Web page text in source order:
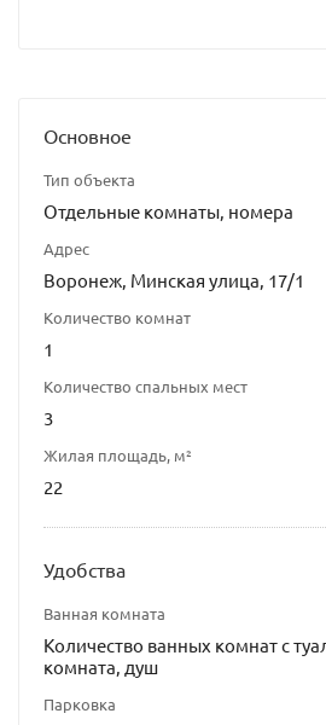
Основное
Тип объекта
Отдельные комнаты, номера
Адрес
Воронеж, Минская улица, 17/1
Количество комнат
1
Количество спальных мест
3
Жилая площадь, м²
22
Удобства
Ванная комната
Количество ванных комнат с
комната, душ
Парковка